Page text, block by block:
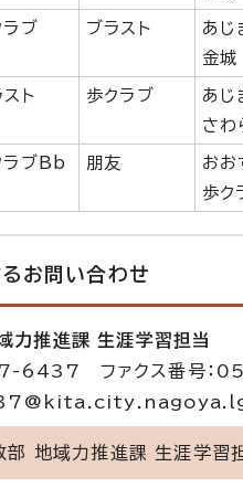
ブ ブラスト
あじ
金城
ト 歩クラブ
あじ
さわ
ラブBb 朋友
おお
歩ク
お問い合わせ
力推進課 生涯学習担当
6437 ファクス番号
部 地域力推進課 生涯学習